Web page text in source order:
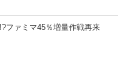
ファミマ45％増量作戦再来